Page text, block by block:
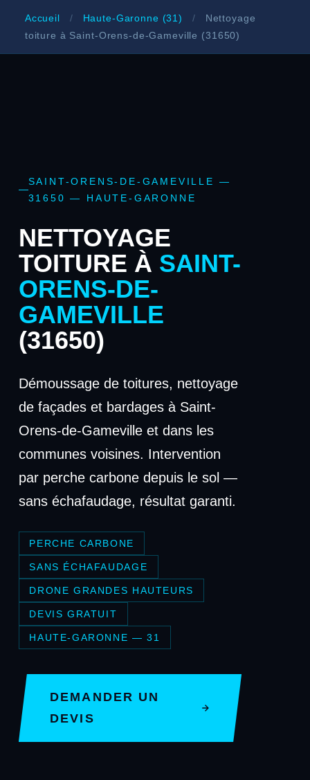
Accueil / Haute-Garonne (31) /
Nettoyage
toiture à Saint-Orens-de-Gameville (31650)
SAINT-ORENS-DE-GAMEVILLE —
31650 — HAUTE-GARONNE
NETTOYAGE
TOITURE À SAINT-
ORENS-DE-
GAMEVILLE
(31650)
Démoussage de toitures, nettoyage
de façades et bardages à Saint-
Orens-de-Gameville et dans les
communes voisines. Intervention
par perche carbone depuis le sol —
sans échafaudage, résultat garanti.
PERCHE CARBONE
SANS ÉCHAFAUDAGE
DRONE GRANDES HAUTEURS
DEVIS GRATUIT
HAUTE-GARONNE — 31
DEMANDER UN
DEVIS